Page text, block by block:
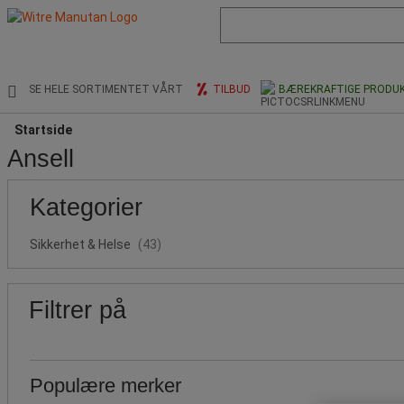
og
søkehistorikk
SE HELE SORTIMENTET VÅRT TILBUD BÆREKRAFTIGE
Startside
Ansell
Kategorier
Sikkerhet & Helse (43)
Filtrer på
merker
Populære merker
grense
grense